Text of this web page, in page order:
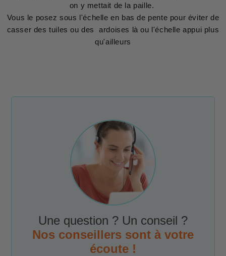
on y mettait de la paille.
Vous le posez sous l'échelle en bas de pente pour éviter de
casser des tuiles ou des ardoises là ou l'échelle appui plus
qu'ailleurs
Une question ? Un conseil ?
Nos conseillers sont à votre
écoute !